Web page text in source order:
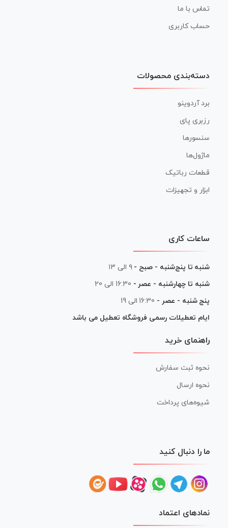
تماس با ما
حساب کاربری
دسته‌بندی محصولات
برد آردوینو
رزبری پای
سنسورها
ماژول‌ها
قطعات رباتیک
ابزار و تجهیزات
ساعات کاری
شنبه تا پنج‌شنبه - صبح - ۹ الی ۱۳
شنبه تا چهارشنبه - عصر - 16:30 الی 20
پنج شنبه - عصر - 16:30 الی 19
ایام تعطیلات رسمی فروشگاه تعطیل می باشد
راهنمای خرید
نحوه ثبت سفارش
نحوه ارسال
شیوه‌های پرداخت
ما را دنبال کنید
نمادهای اعتماد